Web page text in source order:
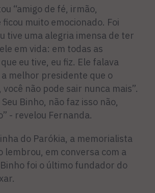
“amigo de fé, irmão,
ficou muito emocionado. Foi
tive uma alegria imensa de ter
em vida: em todas as
eu tive, eu fiz. Ele falava
a melhor presidente que o
não pode sair nunca mais”.
Binho, não faz isso não,
- revelou Fernanda.
do Parókia, a memorialista
lembrou, em conversa com a
Binho foi o último fundador do